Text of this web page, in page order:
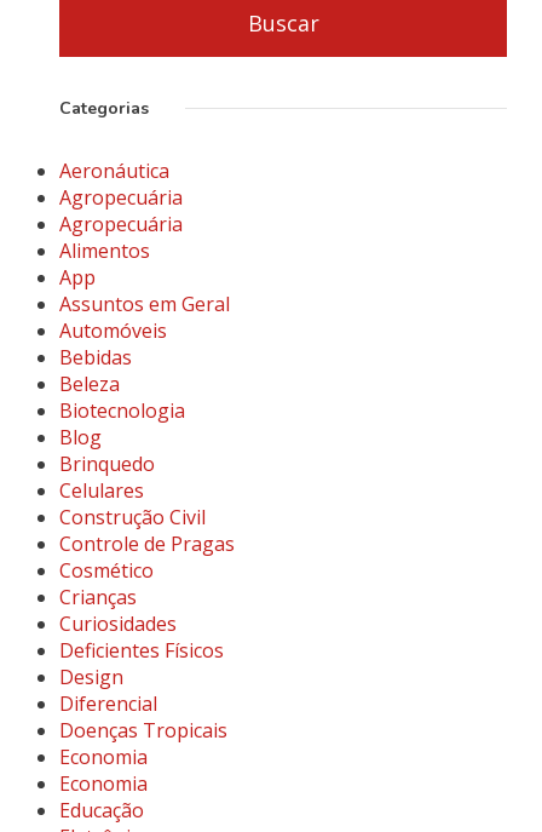
Categorias
Aeronáutica
Agropecuária
Agropecuária
Alimentos
App
Assuntos em Geral
Automóveis
Bebidas
Beleza
Biotecnologia
Blog
Brinquedo
Celulares
Construção Civil
Controle de Pragas
Cosmético
Crianças
Curiosidades
Deficientes Físicos
Design
Diferencial
Doenças Tropicais
Economia
Economia
Educação